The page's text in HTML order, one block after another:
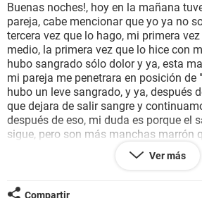
BIENESTAR
SEXUALIDAD
GLOSARIO
Buenas noches!, hoy en la mañana
pareja, cabe mencionar que yo ya no
tercera vez que lo hago, mi primera
medio, la primera vez que lo hice con
hubo sangrado sólo dolor y ya, esta
mi pareja me penetrara en posición de
hubo un leve sangrado, y ya, después
que dejara de salir sangre y
después de eso, mi duda es porque el
sigue, pero son más manchas marrón
dos somos muy sanos, hace una
saludable al igual que él. ¿Me podría
Ver más
Compartir